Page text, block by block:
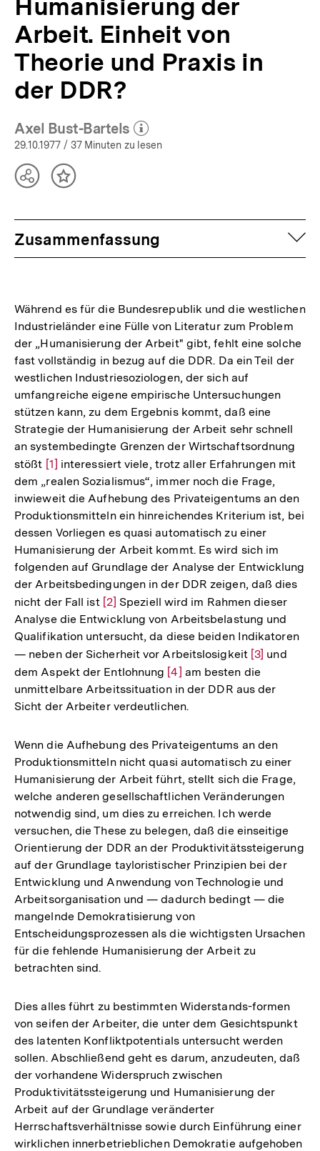
Humanisierung der
Arbeit. Einheit von
Theorie und Praxis in
der DDR?
Axel Bust-Bartels
(Mehr zum Autor)
öffnen
29.10.1977 / 37 Minuten zu lesen
TeilenInhalt
Zusammenfassung
Während es für die Bundesrepublik und die westlichen
Industrieländer eine Fülle von Literatur zum Problem
der „Humanisierung der Arbeit" gibt, fehlt eine solche
fast vollständig in bezug auf die DDR. Da ein Teil der
westlichen Industriesoziologen, der sich auf
umfangreiche eigene empirische Untersuchungen
stützen kann, zu dem Ergebnis kommt, daß eine
Strategie der Humanisierung der Arbeit sehr schnell
an systembedingte Grenzen der Wirtschaftsordnung
stößt Zur
Auflösung
der
Fußnote
[1] interessiert viele, trotz aller Erfahrungen mit
dem „realen Sozialismus“, immer noch die Frage,
inwieweit die Aufhebung des Privateigentums an den
Produktionsmitteln ein hinreichendes Kriterium ist, bei
dessen Vorliegen es quasi automatisch zu einer
Humanisierung der Arbeit kommt. Es wird sich im
folgenden auf Grundlage der Analyse der Entwicklung
der Arbeitsbedingungen in der DDR zeigen, daß dies
nicht der Fall ist Zur
Auflösung
der
Fußnote
[2] Speziell wird im Rahmen dieser
Analyse die Entwicklung von Arbeitsbelastung und
Qualifikation untersucht, da diese beiden Indikatoren
— neben der Sicherheit vor Arbeitslosigkeit Zur
Auflösung
der
[3] und
dem Aspekt der Entlohnung Zur
Auflösung
der
[4] am besten die
unmittelbare Arbeitssituation in der DDR aus der
Sicht der Arbeiter verdeutlichen.
Wenn die Aufhebung des Privateigentums an den
Produktionsmitteln nicht quasi automatisch zu einer
Humanisierung der Arbeit führt, stellt sich die Frage,
welche anderen gesellschaftlichen Veränderungen
notwendig sind, um dies zu erreichen. Ich werde
versuchen, die These zu belegen, daß die einseitige
Orientierung der DDR an der Produktivitätssteigerung
auf der Grundlage tayloristischer Prinzipien bei der
Entwicklung und Anwendung von Technologie und
Arbeitsorganisation und — dadurch bedingt — die
mangelnde Demokratisierung von
Entscheidungsprozessen als die wichtigsten Ursachen
für die fehlende Humanisierung der Arbeit zu
betrachten sind.
Dies alles führt zu bestimmten Widerstands-formen
von seifen der Arbeiter, die unter dem Gesichtspunkt
des latenten Konfliktpotentials untersucht werden
sollen. Abschließend geht es darum, anzudeuten, daß
der vorhandene Widerspruch zwischen
Produktivitätssteigerung und Humanisierung der
Arbeit auf der Grundlage veränderter
Herrschaftsverhältnisse sowie durch Einführung einer
wirklichen innerbetrieblichen Demokratie aufgehoben